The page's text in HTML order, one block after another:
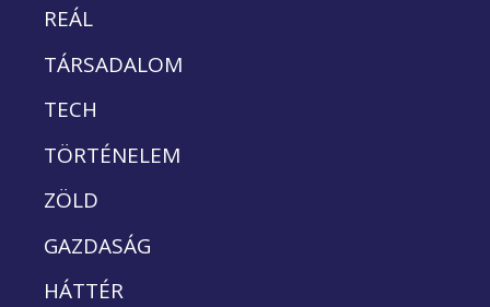
REÁL
TÁRSADALOM
TECH
TÖRTÉNELEM
ZÖLD
GAZDASÁG
HÁTTÉR